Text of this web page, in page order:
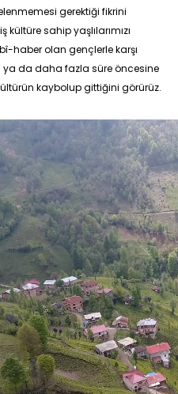
gerektiği fikrini
sahip yaşlılarımızı
haber olan gençlerle karşı
ya da daha fazla süre öncesine
kaybolup gittiğini görürüz.